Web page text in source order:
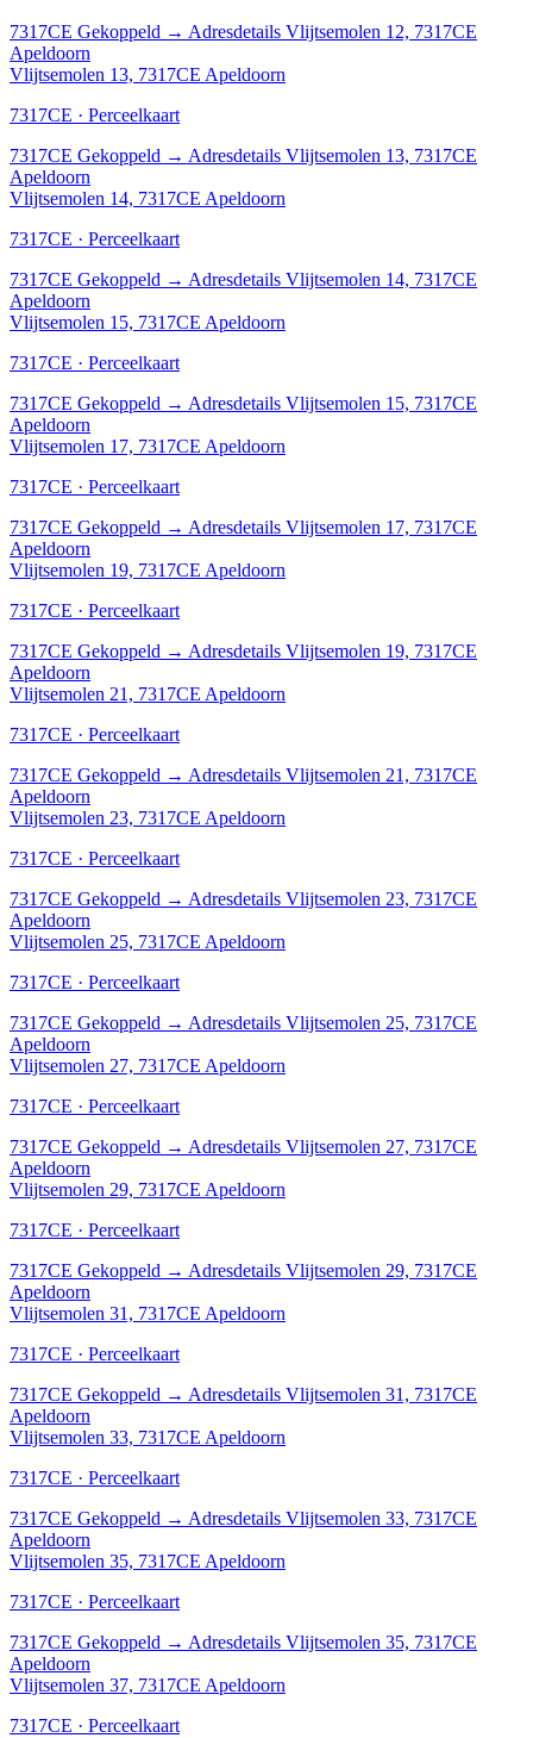
7317CE Gekoppeld → Adresdetails Vlijtsemolen 12, 7317CE
Apeldoorn
Vlijtsemolen 13, 7317CE Apeldoorn
7317CE · Perceelkaart
7317CE Gekoppeld → Adresdetails Vlijtsemolen 13, 7317CE
Apeldoorn
Vlijtsemolen 14, 7317CE Apeldoorn
7317CE · Perceelkaart
7317CE Gekoppeld → Adresdetails Vlijtsemolen 14, 7317CE
Apeldoorn
Vlijtsemolen 15, 7317CE Apeldoorn
7317CE · Perceelkaart
7317CE Gekoppeld → Adresdetails Vlijtsemolen 15, 7317CE
Apeldoorn
Vlijtsemolen 17, 7317CE Apeldoorn
7317CE · Perceelkaart
7317CE Gekoppeld → Adresdetails Vlijtsemolen 17, 7317CE
Apeldoorn
Vlijtsemolen 19, 7317CE Apeldoorn
7317CE · Perceelkaart
7317CE Gekoppeld → Adresdetails Vlijtsemolen 19, 7317CE
Apeldoorn
Vlijtsemolen 21, 7317CE Apeldoorn
7317CE · Perceelkaart
7317CE Gekoppeld → Adresdetails Vlijtsemolen 21, 7317CE
Apeldoorn
Vlijtsemolen 23, 7317CE Apeldoorn
7317CE · Perceelkaart
7317CE Gekoppeld → Adresdetails Vlijtsemolen 23, 7317CE
Apeldoorn
Vlijtsemolen 25, 7317CE Apeldoorn
7317CE · Perceelkaart
7317CE Gekoppeld → Adresdetails Vlijtsemolen 25, 7317CE
Apeldoorn
Vlijtsemolen 27, 7317CE Apeldoorn
7317CE · Perceelkaart
7317CE Gekoppeld → Adresdetails Vlijtsemolen 27, 7317CE
Apeldoorn
Vlijtsemolen 29, 7317CE Apeldoorn
7317CE · Perceelkaart
7317CE Gekoppeld → Adresdetails Vlijtsemolen 29, 7317CE
Apeldoorn
Vlijtsemolen 31, 7317CE Apeldoorn
7317CE · Perceelkaart
7317CE Gekoppeld → Adresdetails Vlijtsemolen 31, 7317CE
Apeldoorn
Vlijtsemolen 33, 7317CE Apeldoorn
7317CE · Perceelkaart
7317CE Gekoppeld → Adresdetails Vlijtsemolen 33, 7317CE
Apeldoorn
Vlijtsemolen 35, 7317CE Apeldoorn
7317CE · Perceelkaart
7317CE Gekoppeld → Adresdetails Vlijtsemolen 35, 7317CE
Apeldoorn
Vlijtsemolen 37, 7317CE Apeldoorn
7317CE · Perceelkaart